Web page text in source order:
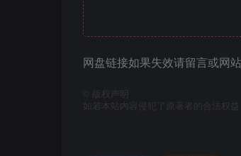
网盘链接如果失效请留言或网
版权声明
如若本站内容侵犯了原著者的合法权